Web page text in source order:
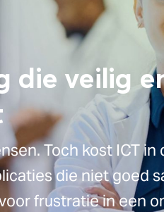
die veilig
Toch kost ICT
die niet goed
frustratie in een